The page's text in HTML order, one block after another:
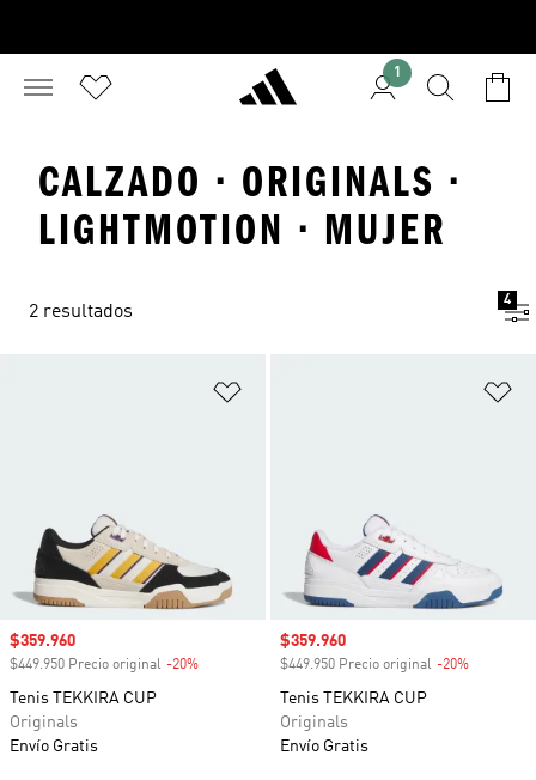
1
CALZADO · ORIGINALS ·
LIGHTMOTION · MUJER
2 resultados
4
Precio de venta
$359.960
$449.950 Precio original -20%
Tenis TEKKIRA CUP
Originals
Envío Gratis
Precio de venta
$359.960
$449.950 Precio original -20%
Tenis TEKKIRA CUP
Originals
Envío Gratis